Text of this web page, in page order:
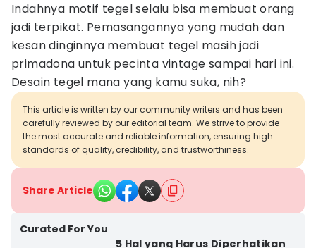
Indahnya motif tegel selalu bisa membuat orang
jadi terpikat. Pemasangannya yang mudah dan
kesan dinginnya membuat tegel masih jadi
primadona untuk pecinta vintage sampai hari ini.
Desain tegel mana yang kamu suka, nih?
This article is written by our community writers and has been
carefully reviewed by our editorial team. We strive to provide
the most accurate and reliable information, ensuring high
standards of quality, credibility, and trustworthiness.
Share Article
Curated For You
5 Hal yang Harus Diperhatikan